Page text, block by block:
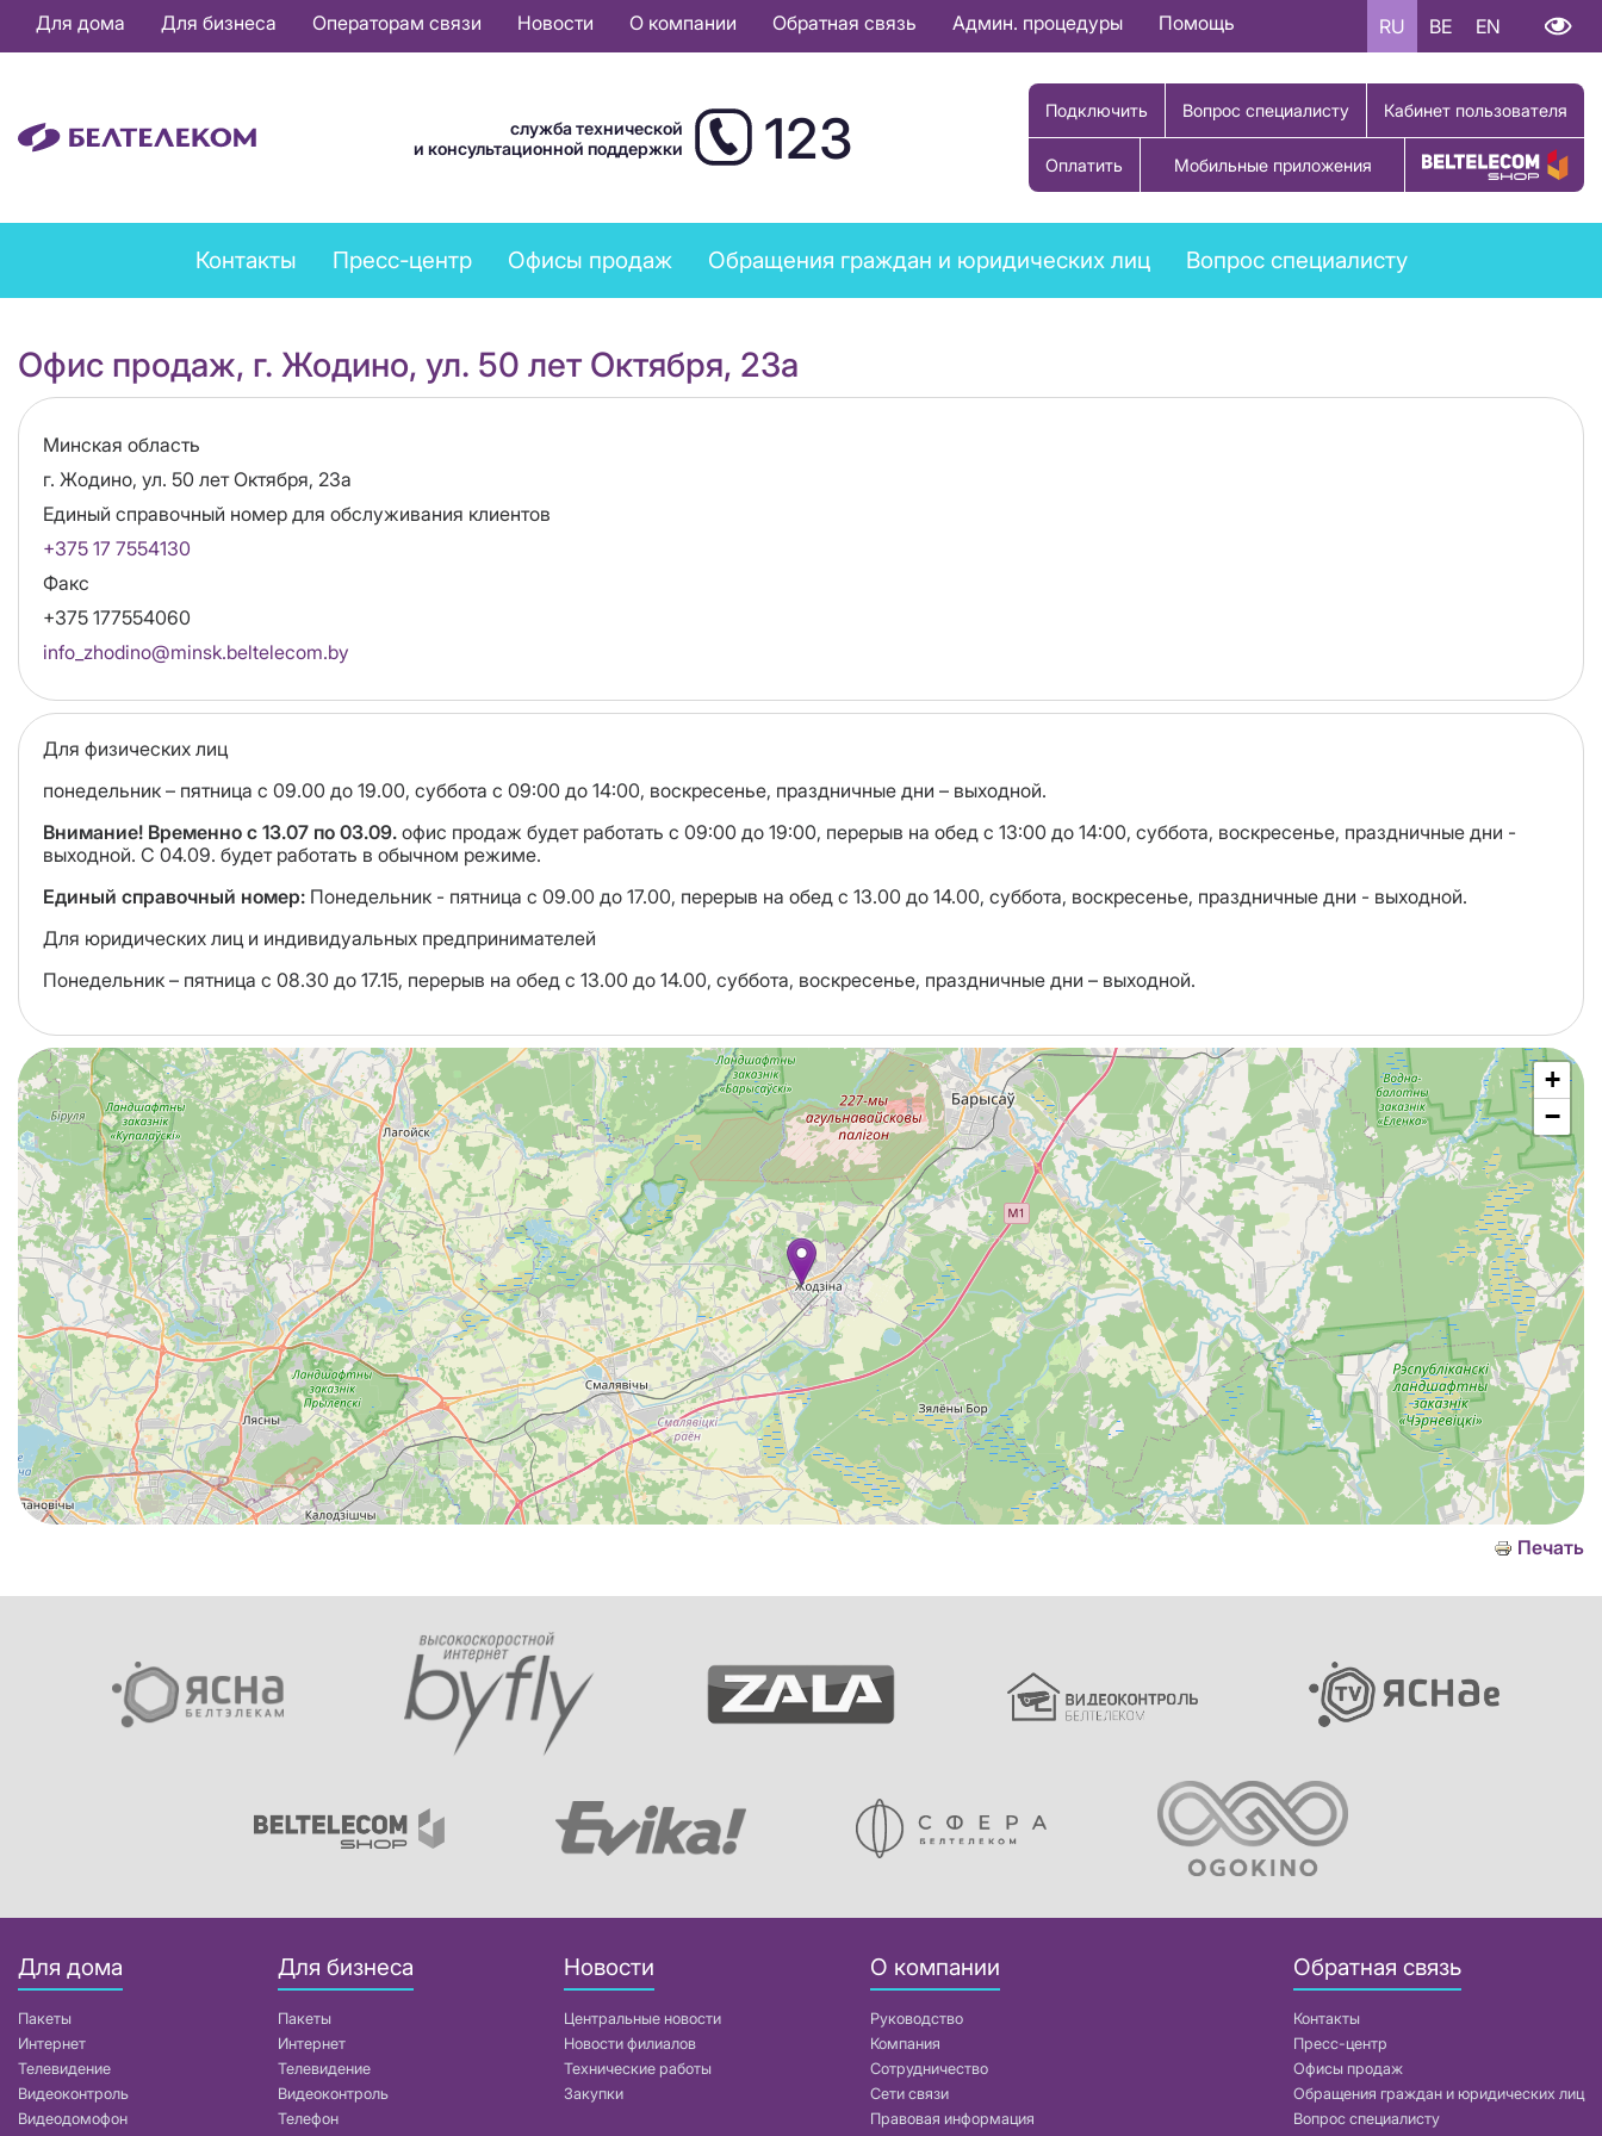
Основная
навигация
Для дома Для бизнеса Операторам связи Новости О компании Обратная связь Админ. процедуры Помощь RU BE EN
служба технической
и консультационной поддержки
123 Подключить Вопрос специалисту Кабинет пользователя
Оплатить Мобильные приложения Купить товар
Feedback
menu
Контакты Пресс-центр Офисы продаж Обращения граждан и юридических лиц Вопрос специалисту
Офис продаж, г. Жодино, ул. 50 лет Октября, 23а
Область
Минская область
Адрес
г. Жодино, ул. 50 лет Октября, 23а
Единый справочный номер для обслуживания клиентов
+375 17 7554130
Факс
+375 177554060
Email
info_zhodino@minsk.beltelecom.by
Для физических лиц
понедельник – пятница с 09.00 до 19.00, суббота с 09:00 до 14:00, воскресенье, праздничные дни – выходной.
Внимание! Временно с 13.07 по 03.09. офис продаж будет работать с 09:00 до 19:00, перерыв на обед с 13:00 до 14:00, суббота, воскресенье, праздничные дни -
выходной. С 04.09. будет работать в обычном режиме.
Единый справочный номер: Понедельник - пятница с 09.00 до 17.00, перерыв на обед с 13.00 до 14.00, суббота, воскресенье, праздничные дни - выходной.
Для юридических лиц и индивидуальных предпринимателей
Понедельник – пятница с 08.30 до 17.15, перерыв на обед с 13.00 до 14.00, суббота, воскресенье, праздничные дни – выходной.
+
−
Печать
Для дома
Пакеты
Интернет
Телевидение
Видеоконтроль
Видеодомофон
Для бизнеса
Пакеты
Интернет
Телевидение
Видеоконтроль
Телефон
Новости
Центральные новости
Новости филиалов
Технические работы
Закупки
О компании
Руководство
Компания
Сотрудничество
Сети связи
Правовая информация
Обратная связь
Контакты
Пресс-центр
Офисы продаж
Обращения граждан и юридических лиц
Вопрос специалисту